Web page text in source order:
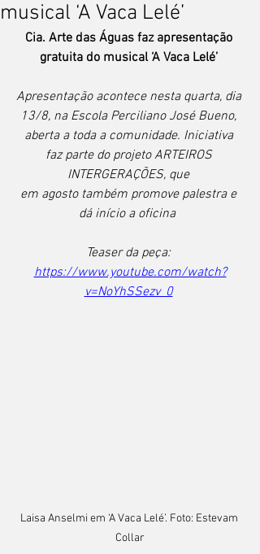
musical ‘A Vaca Lelé’
Cia. Arte das Águas faz apresentação
gratuita do musical ‘A Vaca Lelé’
Apresentação acontece nesta quarta, dia
13/8, na Escola Perciliano José Bueno,
aberta a toda a comunidade. Iniciativa
faz parte do projeto ARTEIROS
INTERGERAÇÕES, que
em agosto também promove palestra e
dá início a oficina
Teaser da peça:
https://www.youtube.com/watch?
v=NoYhSSezv_0
Laisa Anselmi em ‘A Vaca Lelé’. Foto: Estevam
Collar